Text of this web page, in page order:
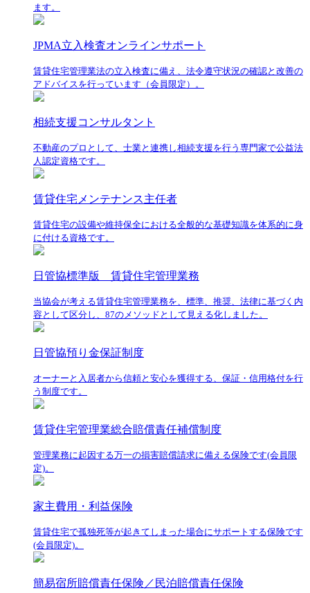
ます。
JPMA立入検査オンラインサポート
賃貸住宅管理業法の立入検査に備え、法令遵守状況の確認と改善の
アドバイスを行っています（会員限定）。
相続支援コンサルタント
不動産のプロとして、士業と連携し相続支援を行う専門家で公益法
人認定資格です。
賃貸住宅メンテナンス主任者
賃貸住宅の設備や維持保全における全般的な基礎知識を体系的に身
に付ける資格です。
日管協標準版 賃貸住宅管理業務
当協会が考える賃貸住宅管理業務を、標準、推奨、法律に基づく内
容として区分し、87のメソッドとして見える化しました。
日管協預り金保証制度
オーナーと入居者から信頼と安心を獲得する、保証・信用格付を行
う制度です。
賃貸住宅管理業総合賠償責任補償制度
管理業務に起因する万一の損害賠償請求に備える保険です(会員限
定)。
家主費用・利益保険
賃貸住宅で孤独死等が起きてしまった場合にサポートする保険です
(会員限定)。
簡易宿所賠償責任保険／民泊賠償責任保険